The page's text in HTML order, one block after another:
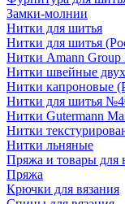
Замки-молнии
Нитки для шитья
Нитки для шитья
Нитки Amann
Нитки швейные
Нитки капроновые
Нитки для шитья
Нитки Gutermann
Нитки
Нитки льняные
Пряжа и товары для
Пряжа
Крючки для вязания